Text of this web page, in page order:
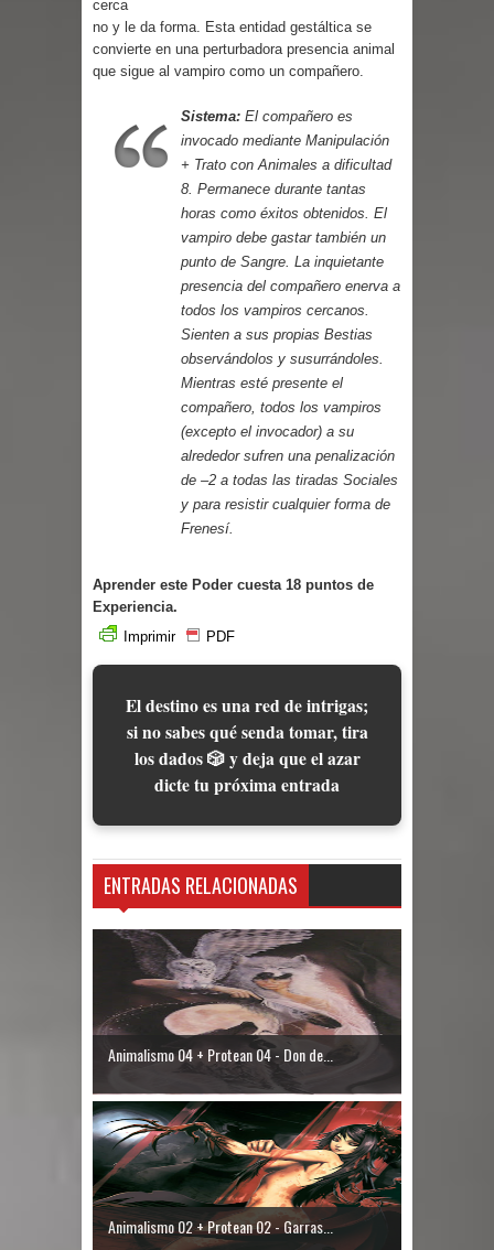
cerca
no y le da forma. Esta entidad gestáltica se
convierte en una perturbadora presencia animal
que sigue al vampiro como un compañero.
Sistema: El compañero es
invocado mediante Manipulación
+ Trato con Animales a dificultad
8. Permanece durante tantas
horas como éxitos obtenidos. El
vampiro debe gastar también un
punto de Sangre. La inquietante
presencia del compañero enerva a
todos los vampiros cercanos.
Sienten a sus propias Bestias
observándolos y susurrándoles.
Mientras esté presente el
compañero, todos los vampiros
(excepto el invocador) a su
alrededor sufren una penalización
de –2 a todas las tiradas Sociales
y para resistir cualquier forma de
Frenesí.
Aprender este Poder cuesta 18 puntos de
Experiencia.
Imprimir
PDF
El destino es una red de intrigas;
si no sabes qué senda tomar, tira
los dados 🎲 y deja que el azar
dicte tu próxima entrada
ENTRADAS RELACIONADAS
Animalismo 04 + Protean 04 - Don de...
Animalismo 02 + Protean 02 - Garras...